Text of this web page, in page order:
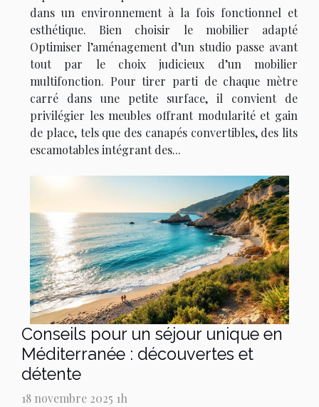
dans un environnement à la fois fonctionnel et
esthétique. Bien choisir le mobilier adapté
Optimiser l’aménagement d’un studio passe avant
tout par le choix judicieux d’un mobilier
multifonction. Pour tirer parti de chaque mètre
carré dans une petite surface, il convient de
privilégier les meubles offrant modularité et gain
de place, tels que des canapés convertibles, des lits
escamotables intégrant des...
Conseils pour un séjour unique en
Méditerranée : découvertes et
détente
18 novembre 2025 1h